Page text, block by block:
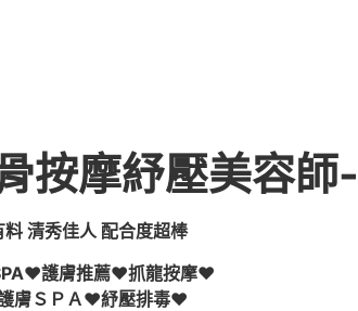
按摩紓壓美容
清秀佳人 配合度超棒
護膚推薦♥抓龍按摩♥
膚ＳＰＡ♥紓壓排毒♥